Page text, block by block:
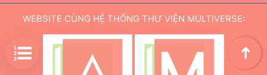
WEBSITE CÙNG HỆ THỐNG THƯ VIỆN MULTIVERSE:
➜